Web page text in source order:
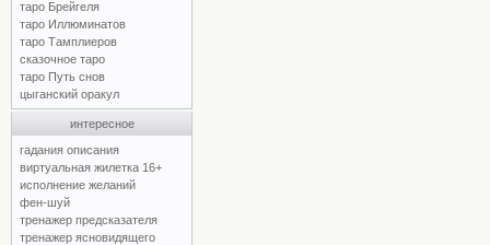
таро Брейгеля
таро Иллюминатов
таро Тамплиеров
сказочное таро
таро Путь снов
цыганский оракул
интересное
гадания описания
виртуальная жилетка 16+
исполнение желаний
фен-шуй
тренажер предсказателя
тренажер ясновидящего